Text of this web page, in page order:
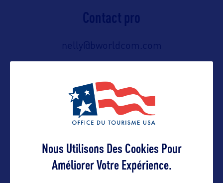
Contact pro
nelly@bworldcom.com
Contact grand public
nelly@bworldcom.com
Suivre
Nous Utilisons Des Cookies Pour
Améliorer Votre Expérience.